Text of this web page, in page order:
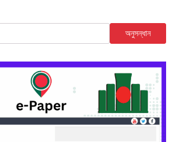
অনুসন্ধান